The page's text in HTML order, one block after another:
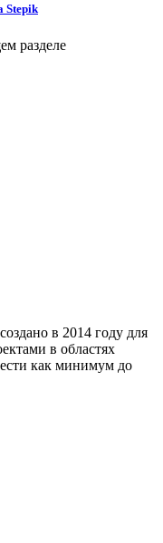
Stepik
разделе
в 2014 году для
в областях
как минимум до